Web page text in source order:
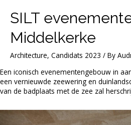
SILT
Middelkerke
Architecture, Candidats 2023 / By
Een iconisch evenementengebouw in
een vernieuwde zeewering en
van de badplaats met de zee zal